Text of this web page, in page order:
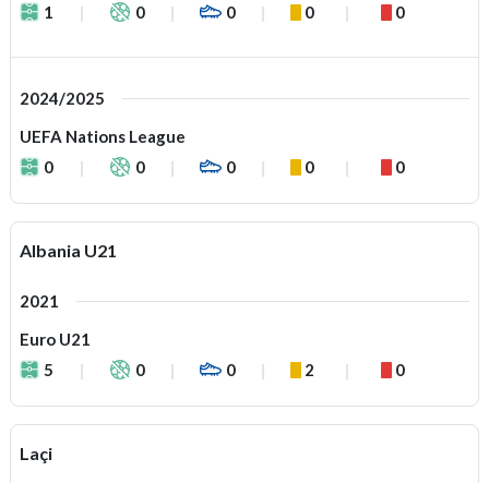
1
0 0 0 0
2024/2025
UEFA Nations League
0
0 0 0 0
Albania U21
2021
Euro U21
5
0 0 2 0
Laçi